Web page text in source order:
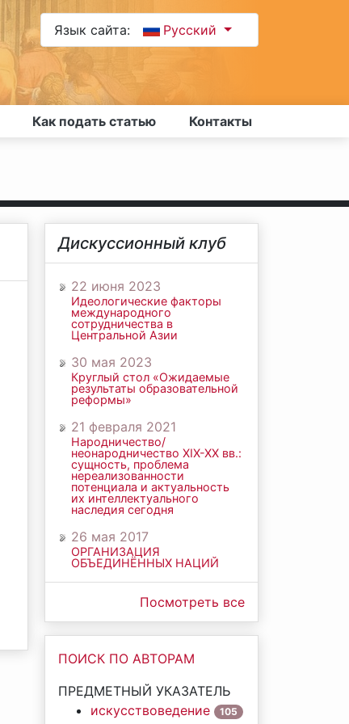
Язык сайта: Русский
Как подать статью Контакты
Дискуссионный клуб
22 июня 2023
Идеологические факторы
международного
сотрудничества в
Центральной Азии
30 мая 2023
Круглый стол «Ожидаемые
результаты образовательной
реформы»
21 февраля 2021
Народничество/
неонародничество ХIХ-ХХ вв.:
сущность, проблема
нереализованности
потенциала и актуальность
их интеллектуального
наследия сегодня
26 мая 2017
ОРГАНИЗАЦИЯ
ОБЪЕДИНЁННЫХ НАЦИЙ
Посмотреть все
ПОИСК ПО АВТОРАМ
ПРЕДМЕТНЫЙ УКАЗАТЕЛЬ
искусствоведение
105